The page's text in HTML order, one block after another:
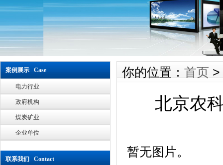
案例展示 Case
电力行业
政府机构
煤炭矿业
企业单位
联系我们 Contact
你的位置： 首页 >
北京农
暂无图片。